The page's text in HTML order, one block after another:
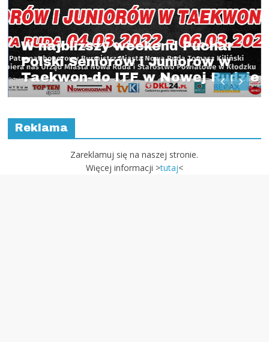
W najbliższy weekend Puchar
Polski Seniorów i Juniorów w
Taekwon-do ITF w Nowej Rudzie
Reklama
Zareklamuj się na naszej stronie.
Więcej informacji >tutaj<